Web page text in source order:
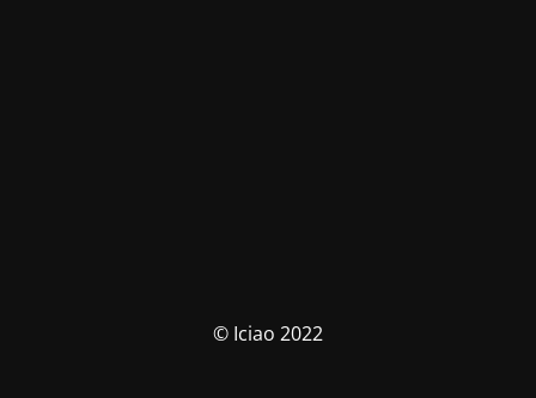
© Iciao 2022